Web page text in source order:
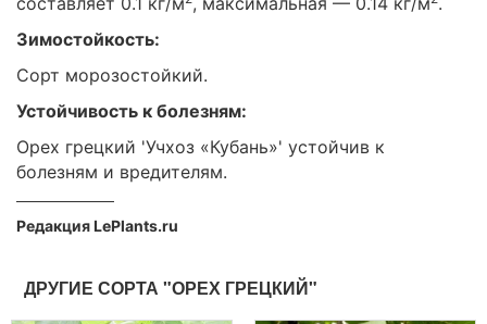
Зимостойкость:
Сорт морозостойкий.
Устойчивость к болезням:
Орех грецкий 'Учхоз «Кубань»' устойчив к
болезням и вредителям.
Редакция LePlants.ru
ДРУГИЕ СОРТА "ОРЕХ ГРЕЦКИЙ"